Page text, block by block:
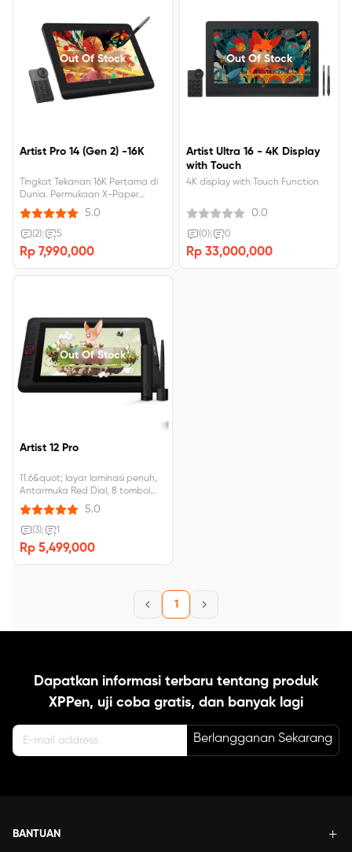
Out Of Stock
Artist Pro 14 (Gen 2) -16K
Tingkat Tekanan 16K Pertama di
Dunia. Permukaan X-Paper
Terbaik untuk Kreasi Imersif.
Bersertifikat TÜV SÜD, cahaya
biru redup, enak dilihat. Δ E＜2.2,
akurasi warna tinggi. 123% sRGB,
Resolusi FHD 1920×1200.
5.0
(2) 5
Rp 7,990,000
Out Of Stock
Artist Ultra 16 - 4K Display
with Touch
4K display with Touch Function
0.0
(0) 0
Rp 33,000,000
Out Of Stock
Artist 12 Pro
11.6&quot; layar laminasi penuh,
Antarmuka Red Dial, 8 tombol
pintas yang dapat disesuaikan.
5.0
(3) 1
Rp 5,499,000
1
Dapatkan informasi terbaru tentang produk
XPPen, uji coba gratis, dan banyak lagi
Berlangganan Sekarang
BANTUAN